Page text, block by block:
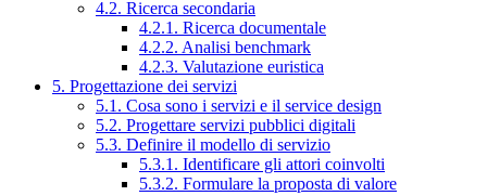
4.2. Ricerca secondaria
4.2.1. Ricerca documentale
4.2.2. Analisi benchmark
4.2.3. Valutazione euristica
5. Progettazione dei servizi
5.1. Cosa sono i servizi e il service design
5.2. Progettare servizi pubblici digitali
5.3. Definire il modello di servizio
5.3.1. Identificare gli attori coinvolti
5.3.2. Formulare la proposta di valore